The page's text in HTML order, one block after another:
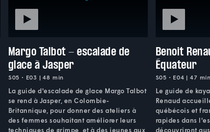
Margo Talbot - escalade de
glace à Jasper
S05 • E03 | 48 min
La guide d'escalade de glace Margo Talbot
se rend à Jasper, en Colombie-
Britannique, pour donner des ateliers à
des femmes souhaitant améliorer leurs
techniques de grimpe, et à des jeunes aux
Benoit
Équateur
S05 • E04 | 47
Le guide de
Renaud
québécois et
rapides dans
découvriront